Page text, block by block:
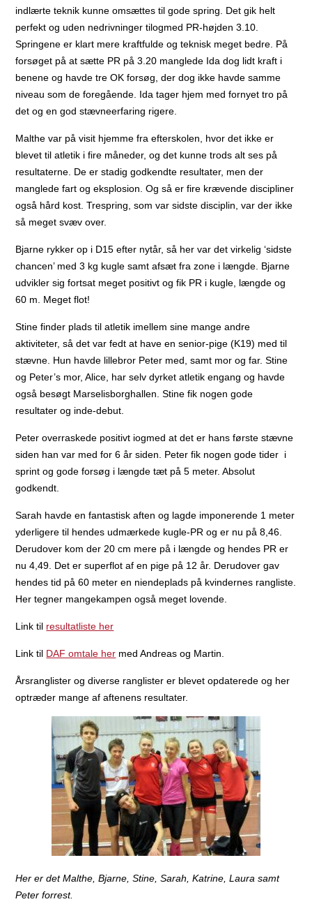
indlærte teknik kunne omsættes til gode spring. Det gik helt
perfekt og uden nedrivninger tilogmed PR-højden 3.10.
Springene er klart mere kraftfulde og teknisk meget bedre. På
forsøget på at sætte PR på 3.20 manglede Ida dog lidt kraft i
benene og havde tre OK forsøg, der dog ikke havde samme
niveau som de foregående. Ida tager hjem med fornyet tro på
det og en god stævneerfaring rigere.
Malthe var på visit hjemme fra efterskolen, hvor det ikke er
blevet til atletik i fire måneder, og det kunne trods alt ses på
resultaterne. De er stadig godkendte resultater, men der
manglede fart og eksplosion. Og så er fire krævende discipliner
også hård kost. Trespring, som var sidste disciplin, var der ikke
så meget svæv over.
Bjarne rykker op i D15 efter nytår, så her var det virkelig ‘sidste
chancen’ med 3 kg kugle samt afsæt fra zone i længde. Bjarne
udvikler sig fortsat meget positivt og fik PR i kugle, længde og
60 m. Meget flot!
Stine finder plads til atletik imellem sine mange andre
aktiviteter, så det var fedt at have en senior-pige (K19) med til
stævne. Hun havde lillebror Peter med, samt mor og far. Stine
og Peter’s mor, Alice, har selv dyrket atletik engang og havde
også besøgt Marselisborghallen. Stine fik nogen gode
resultater og inde-debut.
Peter overraskede positivt iogmed at det er hans første stævne
siden han var med for 6 år siden. Peter fik nogen gode tider i
sprint og gode forsøg i længde tæt på 5 meter. Absolut
godkendt.
Sarah havde en fantastisk aften og lagde imponerende 1 meter
yderligere til hendes udmærkede kugle-PR og er nu på 8,46.
Derudover kom der 20 cm mere på i længde og hendes PR er
nu 4,49. Det er superflot af en pige på 12 år. Derudover gav
hendes tid på 60 meter en niendeplads på kvindernes rangliste.
Her tegner mangekampen også meget lovende.
Link til resultatliste her
Link til DAF omtale her med Andreas og Martin.
Årsranglister og diverse ranglister er blevet opdaterede og her
optræder mange af aftenens resultater.
Her er det Malthe, Bjarne, Stine, Sarah, Katrine, Laura samt
Peter forrest.